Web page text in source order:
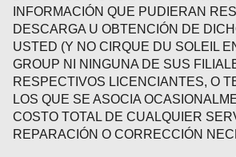
INFORMACIÓN QUE PUDIERAN
DESCARGA U OBTENCIÓN DE
USTED (Y NO CIRQUE DU SOLEIL
GROUP NI NINGUNA DE SUS
RESPECTIVOS LICENCIANTES, O
LOS QUE SE ASOCIA
COSTO TOTAL DE CUALQUIER
REPARACIÓN O CORRECCIÓN